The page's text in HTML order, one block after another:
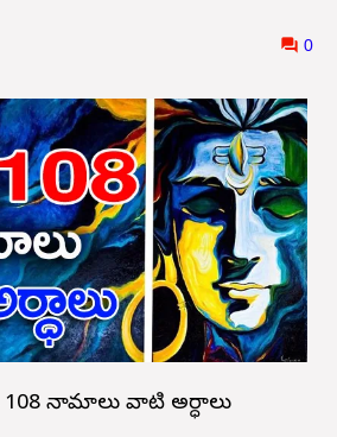
0
108 నామాలు వాటి అర్ధాలు